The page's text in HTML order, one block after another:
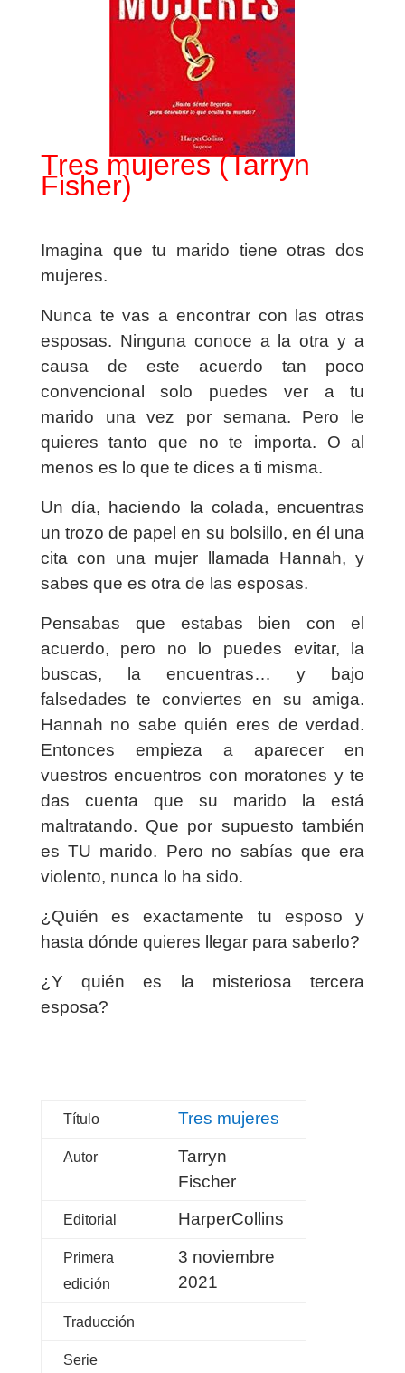
Tres mujeres (Tarryn
Fisher)
Imagina que tu marido tiene otras dos
mujeres.
Nunca te vas a encontrar con las otras
esposas. Ninguna conoce a la otra y a
causa de este acuerdo tan poco
convencional solo puedes ver a tu
marido una vez por semana. Pero le
quieres tanto que no te importa. O al
menos es lo que te dices a ti misma.
Un día, haciendo la colada, encuentras
un trozo de papel en su bolsillo, en él una
cita con una mujer llamada Hannah, y
sabes que es otra de las esposas.
Pensabas que estabas bien con el
acuerdo, pero no lo puedes evitar, la
buscas, la encuentras… y bajo
falsedades te conviertes en su amiga.
Hannah no sabe quién eres de verdad.
Entonces empieza a aparecer en
vuestros encuentros con moratones y te
das cuenta que su marido la está
maltratando. Que por supuesto también
es TU marido. Pero no sabías que era
violento, nunca lo ha sido.
¿Quién es exactamente tu esposo y
hasta dónde quieres llegar para saberlo?
¿Y quién es la misteriosa tercera
esposa?
Título Tres mujeres
Autor
Tarryn
Fischer
Editorial HarperCollins
Primera
edición
3 noviembre
2021
Traducción
Serie